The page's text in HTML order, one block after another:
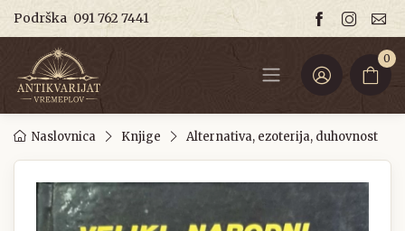
Podrška 091 762 7441
0
Naslovnica Knjige Alternativa, ezoterija, duhovnost